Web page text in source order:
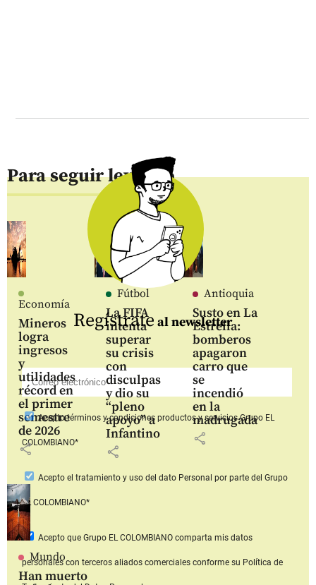
Para seguir leyendo
Economía
Mineros
logra
ingresos
y
utilidades
récord en
el primer
semestre
de 2026
share
Fútbol
La FIFA
intenta
superar
su crisis
con
disculpas
y dio su
“pleno
apoyo” a
Infantino
share
Antioquia
Susto en La
Estrella:
bomberos
apagaron
carro que
se
incendió
en la
madrugada
share
Mundo
Han muerto
Regístrate al newsletter
Aceptotérminos y condiciones productos y serviciosGrupo EL
COLOMBIANO*
Acepto el tratamiento y uso del dato Personal por parte del Grupo
EL COLOMBIANO*
Acepto que Grupo EL COLOMBIANOcomparta mis datos
personales con terceros aliados comerciales conforme su Política de